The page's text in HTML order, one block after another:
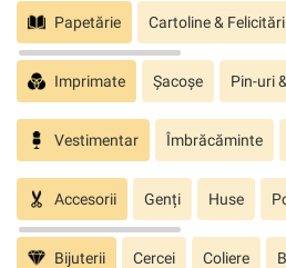
Papetărie Cartoline & Felicitări
Imprimate Șacoșe Pin-uri
Vestimentar Îmbrăcăminte
Accesorii Genți Huse
Bijuterii Cercei Coliere